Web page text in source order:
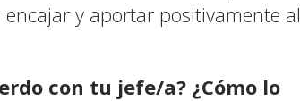
y aportar positivamente al
con tu jefe/a? ¿Cómo lo